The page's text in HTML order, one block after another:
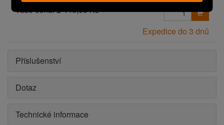
Vaše cena:2 440,00 Kč
Expedice do 3 dnů
Příslušenství
Dotaz
Technické informace